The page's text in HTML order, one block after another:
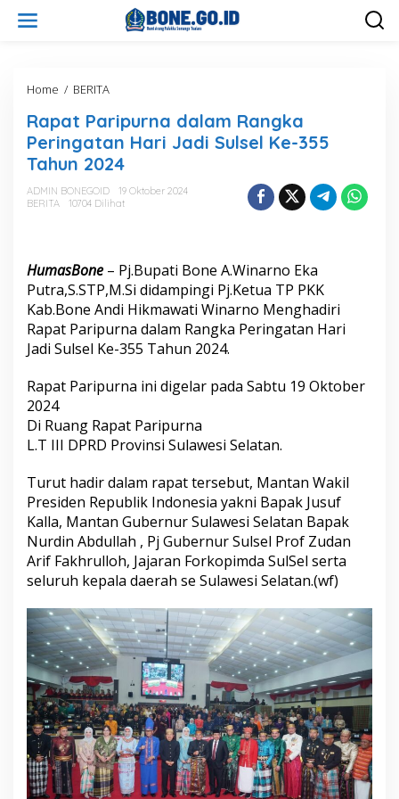
Home / BERITA
p
a
t
P
r
n
a
d
a
l
R
n
g
a
P
e
r
i
n
g
a
a
n
H
a
r
i
J
a
d
i
S
u
Rapat Paripurna dalam Rangka
Peringatan Hari Jadi Sulsel Ke-355
Tahun 2024
ADMIN BONEGOID
19 Oktober 2024
BERITA
10704 Dilihat
HumasBone – Pj.Bupati Bone A.Winarno Eka
Putra,S.STP,M.Si didampingi Pj.Ketua TP PKK
Kab.Bone Andi Hikmawati Winarno Menghadiri
Rapat Paripurna dalam Rangka Peringatan Hari
Jadi Sulsel Ke-355 Tahun 2024.
Rapat Paripurna ini digelar pada Sabtu 19 Oktober
2024
Di Ruang Rapat Paripurna
L.T III DPRD Provinsi Sulawesi Selatan.
Turut hadir dalam rapat tersebut, Mantan Wakil
Presiden Republik Indonesia yakni Bapak Jusuf
Kalla, Mantan Gubernur Sulawesi Selatan Bapak
Nurdin Abdullah , Pj Gubernur Sulsel Prof Zudan
Arif Fakhrulloh, Jajaran Forkopimda SulSel serta
seluruh kepala daerah se Sulawesi Selatan.(wf)